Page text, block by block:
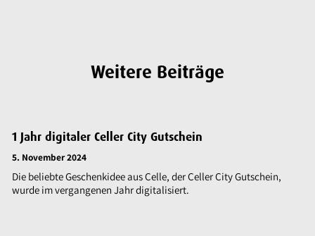
Weitere Beiträge
1 Jahr digitaler Celler City Gutschein
5. November 2024
Die beliebte Geschenkidee aus Celle, der Celler City Gutschein,
wurde im vergangenen Jahr digitalisiert.